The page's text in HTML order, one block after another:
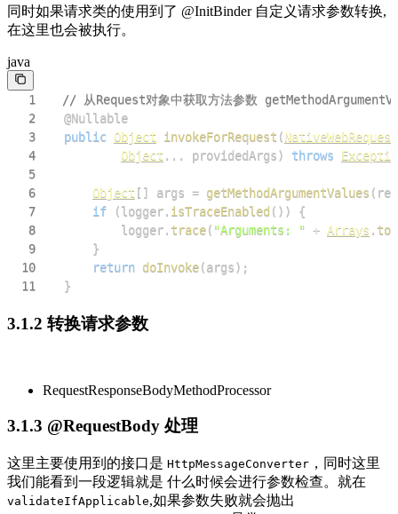
同时如果请求类的使用到了 @InitBinder 自定义请求参数转换,
在这里也会被执行。
java
1
// 从Request对象中获取方法参数
2
@Nullable
3
public Object invokeForRequest (NativeWebRequest
4
Object . . . providedArgs) throws
5
6
Object [ ] args = getMethodArgumentValues (
7
if (logger. isTraceEnabled ( ) )
{
8
			logger
. trace( "Arguments: " + Arrays .
9
}
10
return doInvoke(args) ;
11
}
3.1.2 转换请求参数
RequestResponseBodyMethodProcessor
3.1.3 @RequestBody 处理
这里主要使用到的接口是 HttpMessageConverter ，同时这里
我们能看到一段逻辑就是 什么时候会进行参数检查。就在
validateIfApplicable,如果参数失败就会抛出